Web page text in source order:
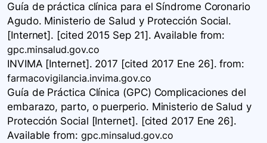
Guía de práctica clínica para el Síndrome Coronario
Agudo. Ministerio de Salud y Protección Social.
[Internet]. [cited 2015 Sep 21]. Available from:
gpc.minsalud.gov.co
INVIMA [Internet]. 2017 [cited 2017 Ene 26]. from:
farmacovigilancia.invima.gov.co
Guía de Práctica Clínica (GPC) Complicaciones del
embarazo, parto, o puerperio. Ministerio de Salud y
Protección Social [Internet]. [cited 2017 Ene 26].
Available from: gpc.minsalud.gov.co